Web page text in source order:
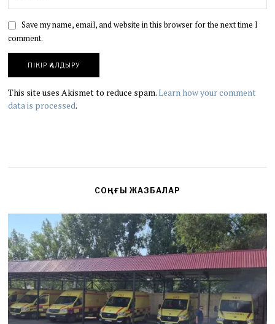
Save my name, email, and website in this browser for the next time I
comment.
This site uses Akismet to reduce spam.Learn how your comment
data is processed.
СОҢҒЫ ЖАЗБАЛАР